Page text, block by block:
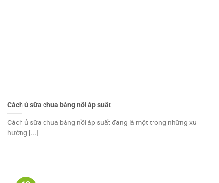
Cách ủ sữa chua bằng nồi áp suất
Cách ủ sữa chua bằng nồi áp suất đang là một trong những xu
hướng [...]